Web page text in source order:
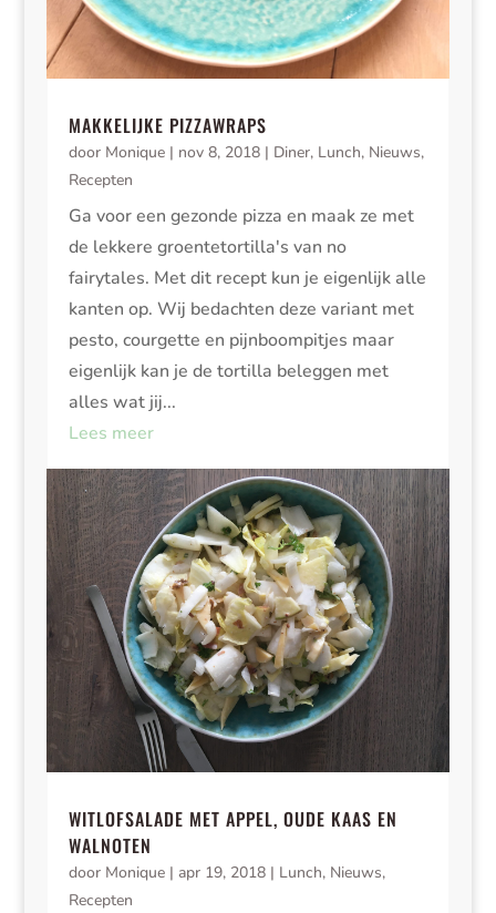
MAKKELIJKE PIZZAWRAPS
door Monique| nov 8, 2018| Diner, Lunch, Nieuws,
Recepten
Ga voor een gezonde pizza en maak ze met
de lekkere groentetortilla's van no
fairytales. Met dit recept kun je eigenlijk alle
kanten op. Wij bedachten deze variant met
pesto, courgette en pijnboompitjes maar
eigenlijk kan je de tortilla beleggen met
alles wat jij...
Lees meer
WITLOFSALADE MET APPEL, OUDE KAAS EN
WALNOTEN
door Monique| apr 19, 2018| Lunch, Nieuws,
Recepten